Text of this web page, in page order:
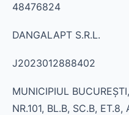
48476824
DANGALAPT S.R.L.
J2023012888402
MUNICIPIUL
NR.101, BL.B, SC.B, ET.8,